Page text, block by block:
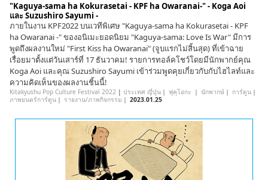
"Kaguya-sama ha Kokurasetai - KPF ha Owaranai-" - Koga Aoi
และ Suzushiro Sayumi -
ภายในงาน KPF2022 บนเวทีพิเศษ "Kaguya-sama ha Kokurasetai - KPF
ha Owaranai -" ของอนิเมะยอดนิยม "Kaguya-sama: Love Is War" มีการ
พูดถึงผลงานใหม่ "First Kiss ha Owaranai" (จูบแรกไม่สิ้นสุด) ที่เข้าฉาย
เรื่อยมาตั้งแต่วันเสาร์ที่ 17 ธันวาคม! รายการทอล์คโชว์โดยมีนักพากย์คุณ
Koga Aoi และคุณ Suzushiro Sayumi เข้าร่วมพูดคุยเกี่ยวกับกับไฮไลท์และ
ความคิดเห็นของผลงานชิ้นนี้!
Kitakyushu Pop Culture Festival 2022| ประเทศ ญี่ปุ่น｜ ฟุคุโอกะ ｜ นักพากษ์｜ การ์ตูน｜
ภาพยนตร์การ์ตูน｜ รายงาน/ภาพกิจกรรม ｜ 2023.01.25